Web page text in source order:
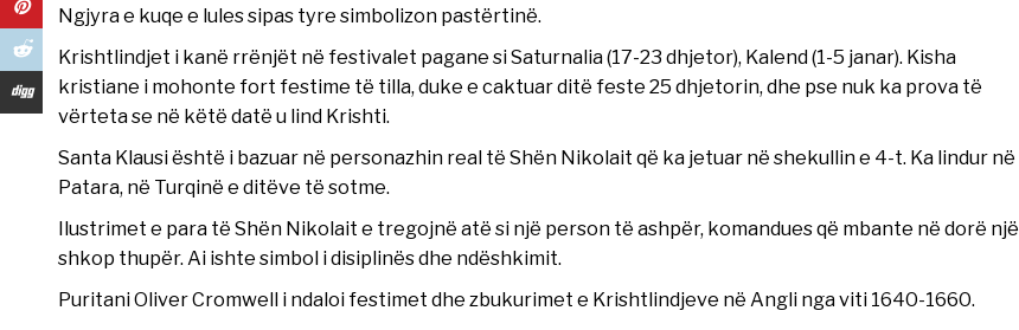
Ngjyra e kuqe e lules sipas tyre simbolizon pastërtinë.
Krishtlindjet i kanë rrënjët në festivalet pagane si Saturnalia (17-23 dhjetor), Kalend (1-5 janar). Kisha
kristiane i mohonte fort festime të tilla, duke e caktuar ditë feste 25 dhjetorin, dhe pse nuk ka prova të
vërteta se në këtë datë u lind Krishti.
Santa Klausi është i bazuar në personazhin real të Shën Nikolait që ka jetuar në shekullin e 4-t. Ka lindur në
Patara, në Turqinë e ditëve të sotme.
Ilustrimet e para të Shën Nikolait e tregojnë atë si një person të ashpër, komandues që mbante në dorë një
shkop thupër. Ai ishte simbol i disiplinës dhe ndëshkimit.
Puritani Oliver Cromwell i ndaloi festimet dhe zbukurimet e Krishtlindjeve në Angli nga viti 1640-1660.